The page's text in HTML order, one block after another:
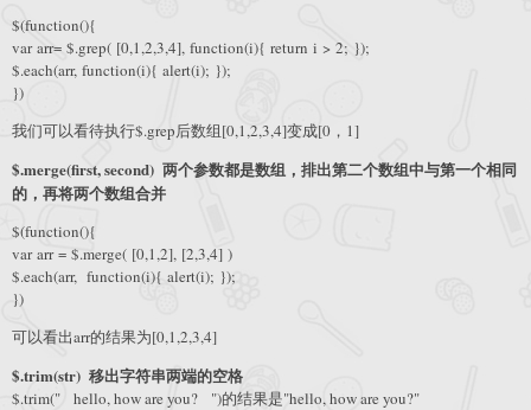
$(function(){
var arr= $.grep( [0,1,2,3,4], function(i){ return i > 2; });
$.each(arr, function(i){ alert(i); });
})
我们可以看待执行$.grep后数组[0,1,2,3,4]变成[0，1]
$.merge(first, second) 两个参数都是数组，排出第二个数组中与第一个相同
的，再将两个数组合并
$(function(){
var arr = $.merge( [0,1,2], [2,3,4] )
$.each(arr, function(i){ alert(i); });
})
可以看出arr的结果为[0,1,2,3,4]
$.trim(str) 移出字符串两端的空格
$.trim(" hello, how are you? ")的结果是"hello, how are you?"